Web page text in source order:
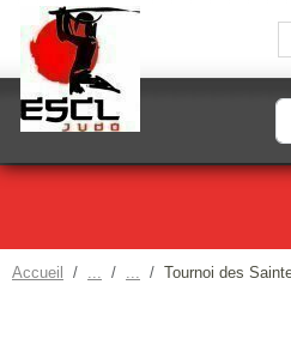
Accueil Tournoi des
Panneau de gestion des cookies